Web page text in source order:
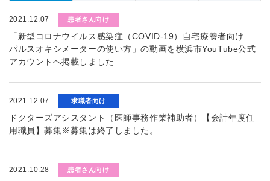
2021.12.07 患者さん向け
「新型コロナウイルス感染症（COVID-19）自宅療養者向け
パルスオキシメーターの使い方」の動画を横浜市YouTube公式
アカウントへ掲載しました
2021.12.07 求職者向け
ドクターズアシスタント（医師事務作業補助者）【会計年度任
用職員】募集※募集は終了しました。
2021.10.28 患者さん向け